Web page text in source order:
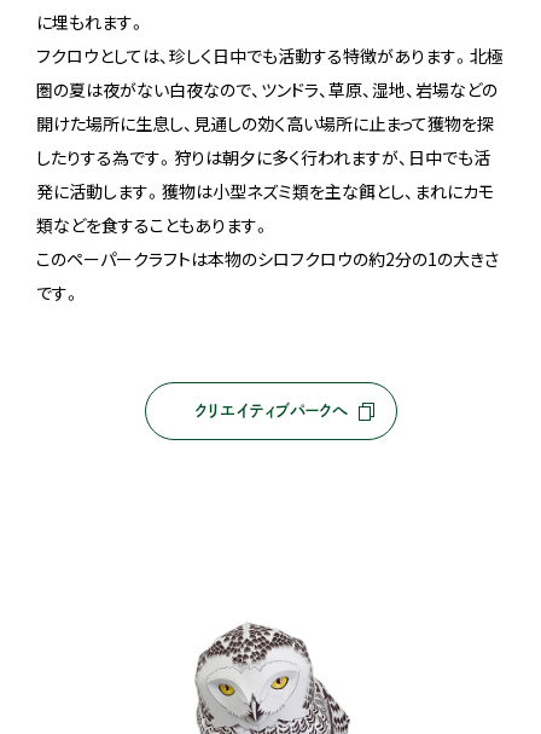
に埋もれます。
フクロウとしては、珍しく日中でも活動する特徴があります。北極
圏の夏は夜がない白夜なので、ツンドラ、草原、湿地、岩場などの
開けた場所に生息し、見通しの効く高い場所に止まって獲物を探
したりする為です。狩りは朝夕に多く行われますが、日中でも活
発に活動します。獲物は小型ネズミ類を主な餌とし、まれにカモ
類などを食することもあります。
このペーパークラフトは本物のシロフクロウの約2分の1の大きさ
です。
クリエイティブパークへ